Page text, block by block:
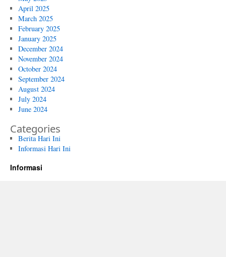
April 2025
March 2025
February 2025
January 2025
December 2024
November 2024
October 2024
September 2024
August 2024
July 2024
June 2024
Categories
Berita Hari Ini
Informasi Hari Ini
Informasi